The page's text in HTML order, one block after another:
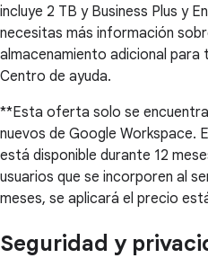
incluye 2 TB y Business Plus y
necesitas más información
almacenamiento adicional
Centro de ayuda.
**Esta oferta solo se
nuevos de Google Workspace.
está disponible durante 12
usuarios que se incorporen al
meses, se aplicará el precio
Seguridad y